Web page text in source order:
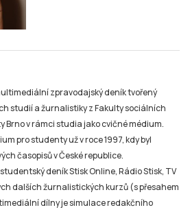
zpravodajský deník tvořený
studií a žurnalistiky z Fakulty sociálních
Brno v rámci studia jako cvičné médium.
pro studenty už v roce 1997, kdy byl
časopisů v České republice.
deník Stisk Online, Rádio Stisk, TV
dalších žurnalistických kurzů (s přesahem
dílny je simulace redakčního